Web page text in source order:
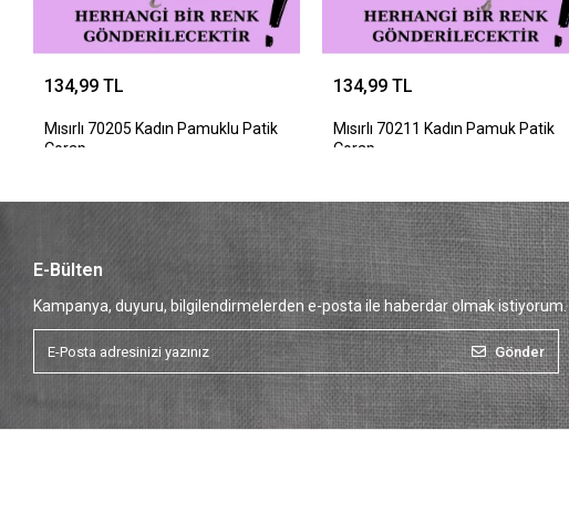
134,99 TL
Mısırlı 70205 Kadın Pamuklu Patik
Çorap
134,99 TL
Mısırlı 70211 Kadın Pamuk Patik
Çorap
E-Bülten
Kampanya, duyuru, bilgilendirmelerden e-posta ile haberdar olmak istiyorum.
Gönder